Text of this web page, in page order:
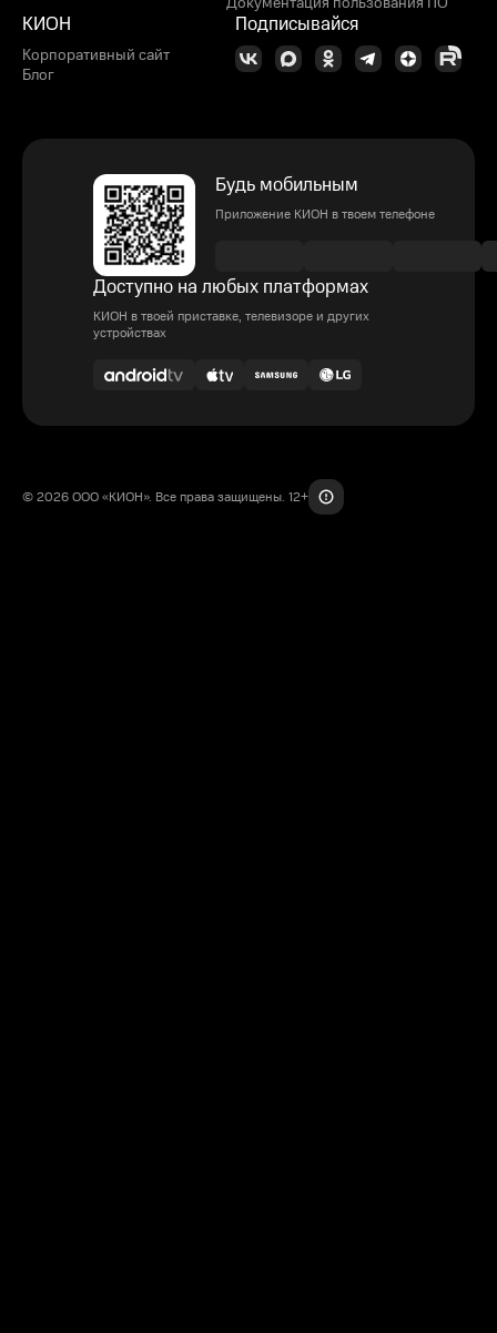
КИОН
Корпоративный сайт
Блог
Подписывайся
Будь мобильным
Приложение КИОН в твоем телефоне
Доступно на любых платформах
КИОН в твоей приставке, телевизоре и других
устройствах
© 2026 ООО «КИОН». Все права защищены. 12+